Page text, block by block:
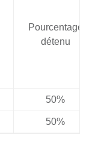
Pourcentage
détenu
50%
50%